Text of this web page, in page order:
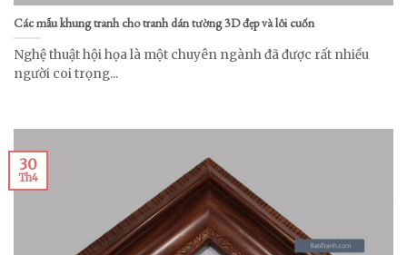
Các mẫu khung tranh cho tranh dán tường 3D đẹp và lôi cuốn
Nghệ thuật hội họa là một chuyên ngành đã được rất nhiều
người coi trọng...
30
Th4